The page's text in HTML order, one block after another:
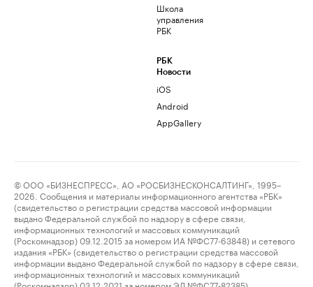
Школа
управления
РБК
РБК
Новости
iOS
Android
AppGallery
© ООО «БИЗНЕСПРЕСС», АО «РОСБИЗНЕСКОНСАЛТИНГ», 1995–
2026. Сообщения и материалы информационного агентства «РБК»
(свидетельство о регистрации средства массовой информации
выдано Федеральной службой по надзору в сфере связи,
информационных технологий и массовых коммуникаций
(Роскомнадзор) 09.12.2015 за номером ИА №ФС77-63848) и сетевого
издания «РБК» (свидетельство о регистрации средства массовой
информации выдано Федеральной службой по надзору в сфере связи,
информационных технологий и массовых коммуникаций